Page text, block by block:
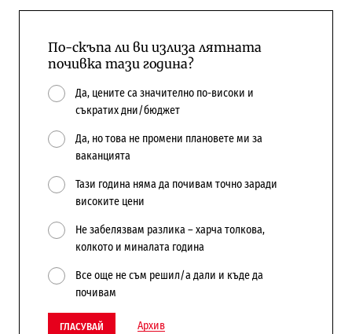
По-скъпа ли ви излиза лятната
почивка тази година?
Да, цените са значително по-високи и
съкратих дни/бюджет
Да, но това не промени плановете ми за
ваканцията
Тази година няма да почивам точно заради
високите цени
Не забелязвам разлика – харча толкова,
колкото и миналата година
Все още не съм решил/а дали и къде да
почивам
ГЛАСУВАЙ Архив